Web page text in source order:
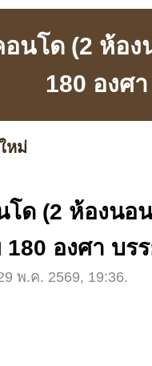
อนโด (2 ห้อ
180 องศ
หม่
โด (2 ห้องนอ
องศา บร
พ.ค. 2569, 19:36.